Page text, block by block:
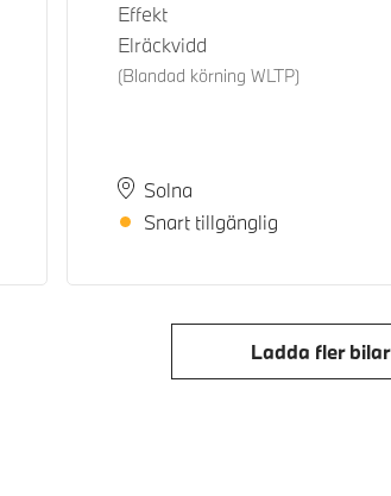
Effekt
Elräckvidd
(Blandad körning WLTP)
PlatsSolna
Leveranstid
Snart tillgänglig
Ladda fler bilar